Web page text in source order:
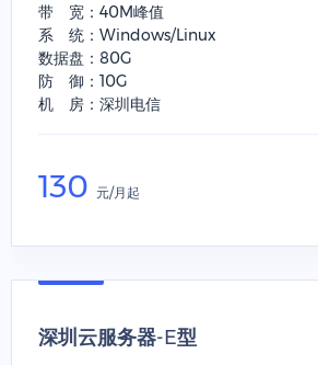
带 宽：40M峰值
系 统：Windows/Linux
数据盘：80G
防 御：10G
机 房：深圳电信
130 元/月起
深圳云服务器-E型